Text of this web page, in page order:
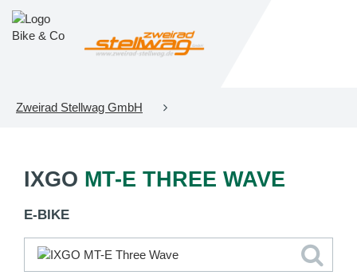
Zweirad Stellwag GmbH
IXGO MT-E THREE WAVE
E-BIKE